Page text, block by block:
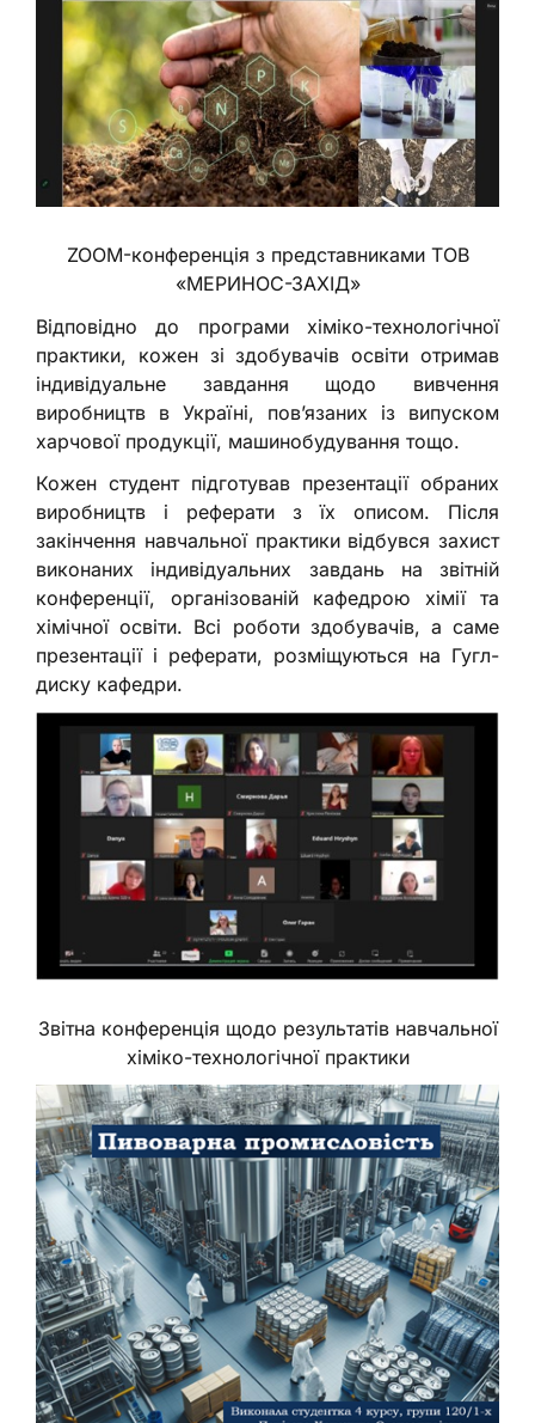
ZOOM-конференція з представниками ТОВ
«МЕРИНОС-ЗАХІД»
Відповідно до програми хіміко-технологічної
практики, кожен зі здобувачів освіти отримав
індивідуальне завдання щодо вивчення
виробництв в Україні, пов’язаних із випуском
харчової продукції, машинобудування тощо.
Кожен студент підготував презентації обраних
виробництв і реферати з їх описом. Після
закінчення навчальної практики відбувся захист
виконаних індивідуальних завдань на звітній
конференції, організованій кафедрою хімії та
хімічної освіти. Всі роботи здобувачів, а саме
презентації і реферати, розміщуються на Гугл-
диску кафедри.
Звітна конференція щодо результатів навчальної
хіміко-технологічної практики